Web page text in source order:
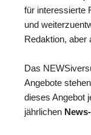
für interessierte
und
Redaktion, aber
Das
Angebote
dieses Angebot
jährlichen